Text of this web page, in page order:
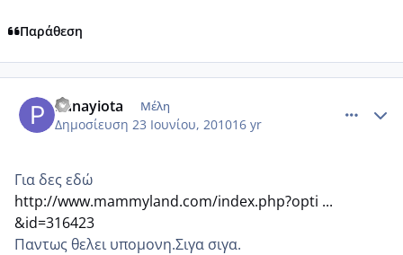
Παράθεση
Panayiota Μέλη
Δημοσίευση 23 Ιουνίου, 201016 yr
Για δες εδώ
http://www.mammyland.com/index.php?opti ...
&id=316423
Παντως θελει υπομονη.Σιγα σιγα.